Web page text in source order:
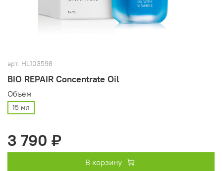
арт. HL103598
BIO REPAIR Concentrate Oil
Объем
15 мл
3 790 ₽
В корзину